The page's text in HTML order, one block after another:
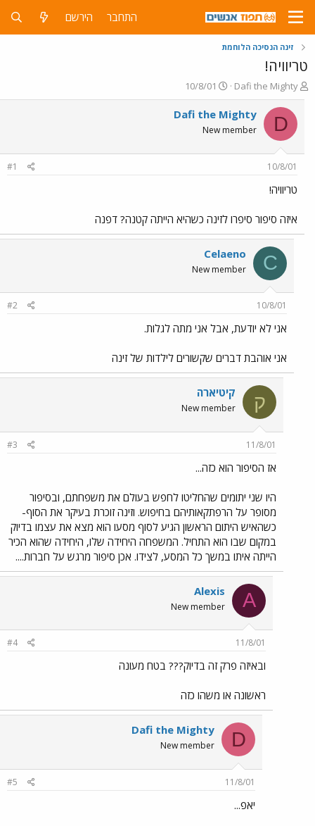
התחבר הירשם
זינה הנסיכה הלוחמת
טריוויה!
פ
ו
ת
ח
ה
ש
א
Dafi the Mighty
פ
ו
ר
ם
10/8/01
D
Dafi the Mighty
New member
10/8/01
#1
טריוויה!
איזה סיפור סיפרו לזינה כשהיא הייתה קטנה? דפנה
C
Celaeno
New member
10/8/01
#2
אני לא יודעת, אבל אני מתה לגלות.
אני אוהבת דברים שקשורים לילדות של זינה
ק קיטיארה
New member
11/8/01
#3
אז הסיפור הוא כזה...
היו שני יתומים שהחליטו לחפש בעולם את משפחתם, ובסיפור
מסופר על הרפתקאותיהם בחיפוש. וזינה זוכרת בעיקר את הסוף-
כשהאיש היתום הראשון הגיע לסוף מסעו הוא מצא את עצמו בדיוק
במקום שבו הוא התחיל. המשפחה היחידה שלו, היחידה שהוא הכיר
הייתה איתו במשך כל המסע, לצידו. אכן סיפור מרגש על חברות....
A
Alexis
New member
11/8/01
#4
ובאיזה פרק זה בדיוק??? בטח מעונה
ראשונה או משהו כזה
D
Dafi the Mighty
New member
11/8/01
#5
יאפ...